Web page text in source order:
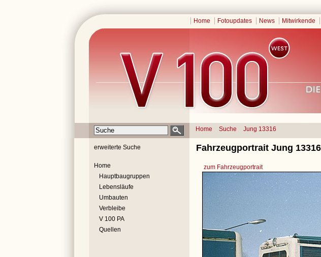
Home Fotoupdates News Mitwirkende
Home Suche Jung 13316
erweiterte Suche
Home
Hauptbaugruppen
Lebensläufe
Umbauten
Verbleibe
V 100 PA
Quellen
Fahrzeugportrait Jung
zum Fahrzeugportrait